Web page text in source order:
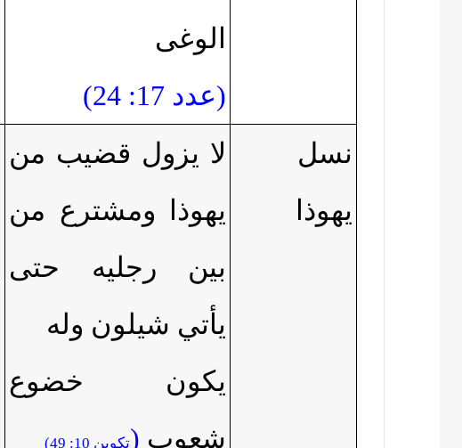
الوغى
(عدد 17: 24 )
نسل
يهوذا
لا يزول قضيب من
يهوذا ومشترع من
بين رجليه حتى
يأتي شيلون وله
يكون خضوع
شعوب (تكوين 10: 49)